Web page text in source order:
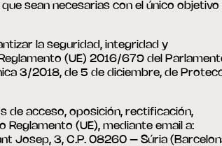
sean necesarias con el único objetivo
la seguridad, integridad y
(UE) 2016/679 del
3/2018, de 5 de diciembre, de
de acceso, oposición, rectificación,
(UE), mediante email a:
Josep, 3, C.P. 08260 – Súria